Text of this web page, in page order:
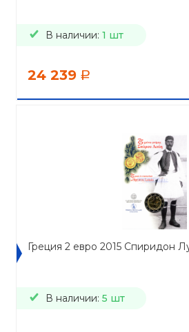
В наличии: 1 шт
24 239 a
Греция 2 евро 2015 Спиридон
В наличии: 5 шт